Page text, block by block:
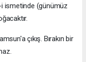
i ismetinde (günümüz
çıkış. Bırakın bir